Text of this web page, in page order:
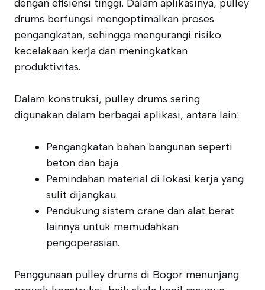
dengan efisiensi tinggi. Dalam aplikasinya, pulley
drums berfungsi mengoptimalkan proses
pengangkatan, sehingga mengurangi risiko
kecelakaan kerja dan meningkatkan
produktivitas.
Dalam konstruksi, pulley drums sering
digunakan dalam berbagai aplikasi, antara lain:
Pengangkatan bahan bangunan seperti
beton dan baja.
Pemindahan material di lokasi kerja yang
sulit dijangkau.
Pendukung sistem crane dan alat berat
lainnya untuk memudahkan
pengoperasian.
Penggunaan pulley drums di Bogor menunjang